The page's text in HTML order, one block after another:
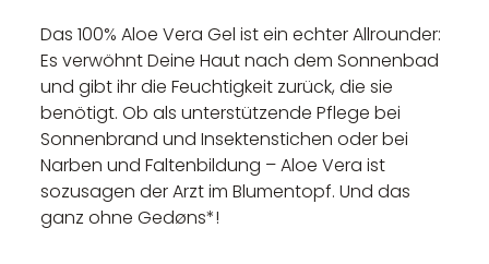
Das 100% Aloe Vera Gel ist ein echter Allrounder:
Es verwöhnt Deine Haut nach dem Sonnenbad
und gibt ihr die Feuchtigkeit zurück, die sie
benötigt. Ob als unterstützende Pflege bei
Sonnenbrand und Insektenstichen oder bei
Narben und Faltenbildung – Aloe Vera ist
sozusagen der Arzt im Blumentopf. Und das
ganz ohne Gedøns*!